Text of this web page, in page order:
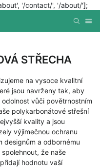
'/contact/', '/about/'];
STŘECHA
na vysoce kvalitní
jsou navrženy tak, aby
vůči povětrnostním
polykarbonátové střešní
kvality a jsou
výjimečnou ochranu
designům a odbornému
že naše
hodnotu vaší